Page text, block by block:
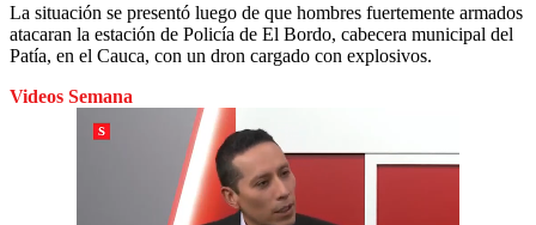
La situación se presentó luego de que hombres fuertemente armados
atacaran la estación de Policía de El Bordo, cabecera municipal del
Patía, en el Cauca, con un dron cargado con explosivos.
Videos Semana